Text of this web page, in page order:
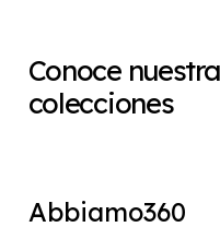
Conoce
colecciones
Abbiamo360